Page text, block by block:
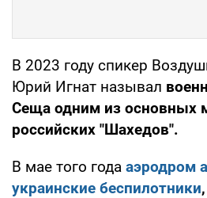
В 2023 году спикер
Юрий Игнат называл
Сеща одним из основных
российских "Шахедов".
В мае того года аэродром
украинские беспилотники